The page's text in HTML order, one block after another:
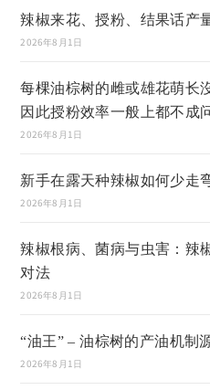
辣椒来花、授粉、结果话产
2026年8月1日
每棵油棕树的雌或雄花萌长
因此授粉效率一般上都不成
2026年8月1日
新手在露天种辣椒如何少走
2026年8月1日
辣椒根病、菌病与虫害：辣
对法
2026年8月1日
“油王” – 油棕树的产油机制
2026年8月1日